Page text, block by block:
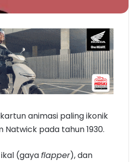
animasi paling ikonik
pada tahun 1930.
(gayaflapper), dan